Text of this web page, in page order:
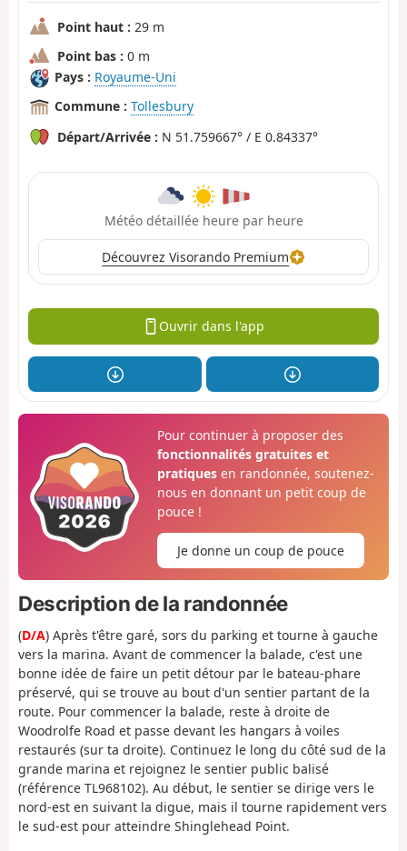
Point haut : 29 m
Point bas : 0 m
Pays : Royaume-Uni
Commune : Tollesbury
Départ/Arrivée : N 51.759667° / E 0.84337°
Météo détaillée heure par heure
Découvrez Visorando Premium
Ouvrir dans l'app
Pour continuer à proposer des
fonctionnalités gratuites et
pratiquesen randonnée, soutenez-
nous en donnant un petit coup de
pouce !
Je donne un coup de pouce
Description de la randonnée
(D/A) Après t'être garé, sors du parking et tourne à gauche
vers la marina. Avant de commencer la balade, c'est une
bonne idée de faire un petit détour par le bateau-phare
préservé, qui se trouve au bout d'un sentier partant de la
route. Pour commencer la balade, reste à droite de
Woodrolfe Road et passe devant les hangars à voiles
restaurés (sur ta droite). Continuez le long du côté sud de la
grande marina et rejoignez le sentier public balisé
(référence TL968102). Au début, le sentier se dirige vers le
nord-est en suivant la digue, mais il tourne rapidement vers
le sud-est pour atteindre Shinglehead Point.